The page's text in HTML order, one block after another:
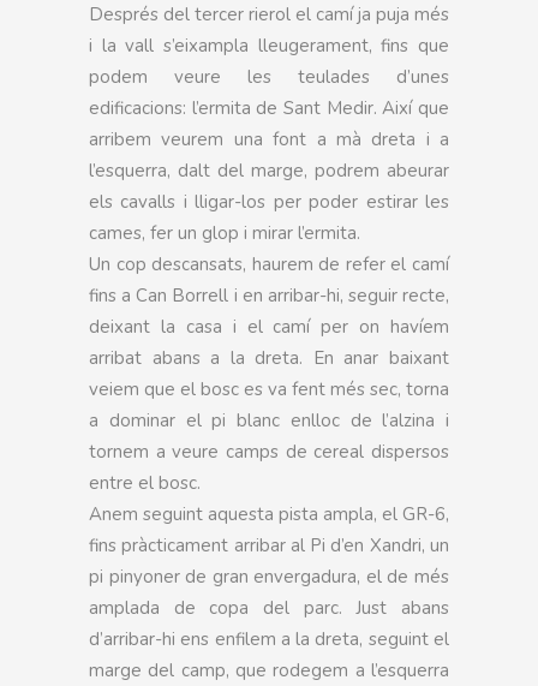
Després del tercer rierol el camí ja puja més
i la vall s’eixampla lleugerament, fins que
podem veure les teulades d’unes
edificacions: l’ermita de Sant Medir. Així que
arribem veurem una font a mà dreta i a
l’esquerra, dalt del marge, podrem abeurar
els cavalls i lligar-los per poder estirar les
cames, fer un glop i mirar l’ermita.
Un cop descansats, haurem de refer el camí
fins a Can Borrell i en arribar-hi, seguir recte,
deixant la casa i el camí per on havíem
arribat abans a la dreta. En anar baixant
veiem que el bosc es va fent més sec, torna
a dominar el pi blanc enlloc de l’alzina i
tornem a veure camps de cereal dispersos
entre el bosc.
Anem seguint aquesta pista ampla, el GR-6,
fins pràcticament arribar al Pi d’en Xandri, un
pi pinyoner de gran envergadura, el de més
amplada de copa del parc. Just abans
d’arribar-hi ens enfilem a la dreta, seguint el
marge del camp, que rodegem a l’esquerra